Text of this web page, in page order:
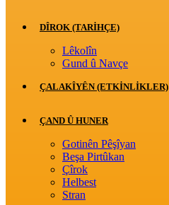
DÎROK (TARİHÇE)
Lêkolîn
Gund û Navçe
ÇALAKÎYÊN (ETKINLIKLER)
ÇAND Û HUNER
Gotinên Pêşîyan
Beşa Pirtûkan
Çîrok
Helbest
Stran